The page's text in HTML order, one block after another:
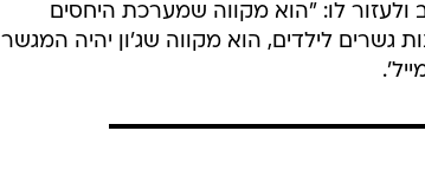
ולעזור לו: "הוא מקווה שמערכת היחסים
גשרים לילדים, הוא מקווה שג'ון יהיה המגשר